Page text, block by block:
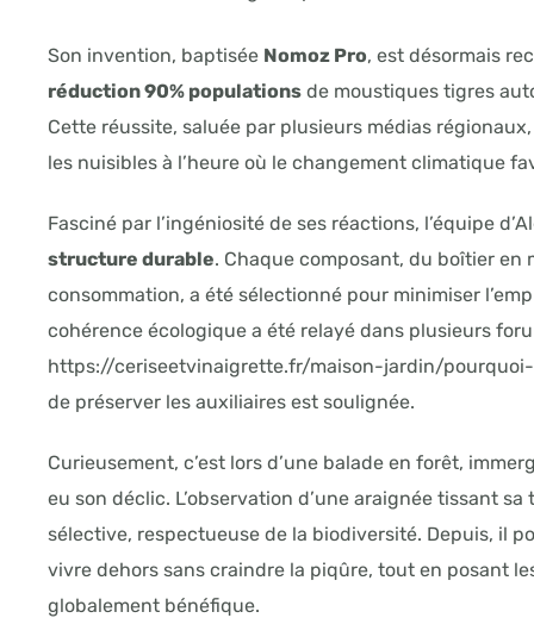
Son invention, baptisée Nomoz Pro, est désormais
réduction 90% populations de moustiques tigres
Cette réussite, saluée par plusieurs médias
les nuisibles à l’heure où le changement climatique
Fasciné par l’ingéniosité de ses réactions, l’équipe
structure durable. Chaque composant, du boîtier
consommation, a été sélectionné pour minimiser
cohérence écologique a été relayé dans plusieurs
https://ceriseetvinaigrette.fr/maison-jardin/
de préserver les auxiliaires est soulignée.
Curieusement, c’est lors d’une balade en forêt,
eu son déclic. L’observation d’une araignée tissant
sélective, respectueuse de la biodiversité. Depuis, il
vivre dehors sans craindre la piqûre, tout en posant
globalement bénéfique.